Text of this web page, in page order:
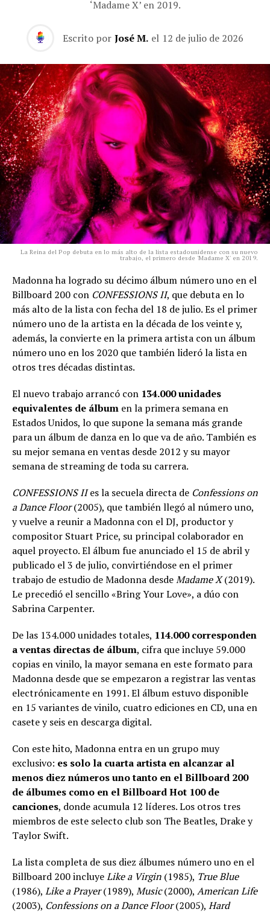
‘Madame X’ en 2019.
Escrito por José M. el 12 de julio de 2026
La Reina del Pop debuta en lo más alto de la lista estadounidense con su nuevo
trabajo, el primero desde 'Madame X' en 2019.
Madonna ha logrado su décimo álbum número uno en el
Billboard 200 con CONFESSIONS II, que debuta en lo
más alto de la lista con fecha del 18 de julio. Es el primer
número uno de la artista en la década de los veinte y,
además, la convierte en la primera artista con un álbum
número uno en los 2020 que también lideró la lista en
otros tres décadas distintas.
El nuevo trabajo arrancó con 134.000 unidades
equivalentes de álbum en la primera semana en
Estados Unidos, lo que supone la semana más grande
para un álbum de danza en lo que va de año. También es
su mejor semana en ventas desde 2012 y su mayor
semana de streaming de toda su carrera.
CONFESSIONS IIes la secuela directa de Confessions on
a Dance Floor(2005), que también llegó al número uno,
y vuelve a reunir a Madonna con el DJ, productor y
compositor Stuart Price, su principal colaborador en
aquel proyecto. El álbum fue anunciado el 15 de abril y
publicado el 3 de julio, convirtiéndose en el primer
trabajo de estudio de Madonna desdeMadame X(2019).
Le precedió el sencillo «Bring Your Love», a dúo con
Sabrina Carpenter.
De las 134.000 unidades totales, 114.000 corresponden
a ventas directas de álbum, cifra que incluye 59.000
copias en vinilo, la mayor semana en este formato para
Madonna desde que se empezaron a registrar las ventas
electrónicamente en 1991. El álbum estuvo disponible
en 15 variantes de vinilo, cuatro ediciones en CD, una en
casete y seis en descarga digital.
Con este hito, Madonna entra en un grupo muy
exclusivo: es solo la cuarta artista en alcanzar al
menos diez números uno tanto en el Billboard 200
de álbumes como en el Billboard Hot 100 de
canciones, donde acumula 12 líderes. Los otros tres
miembros de este selecto club son The Beatles, Drake y
Taylor Swift.
La lista completa de sus diez álbumes número uno en el
Billboard 200 incluyeLike a Virgin (1985), True Blue
(1986), Like a Prayer(1989), Music(2000), American Life
(2003), Confessions on a Dance Floor(2005), Hard